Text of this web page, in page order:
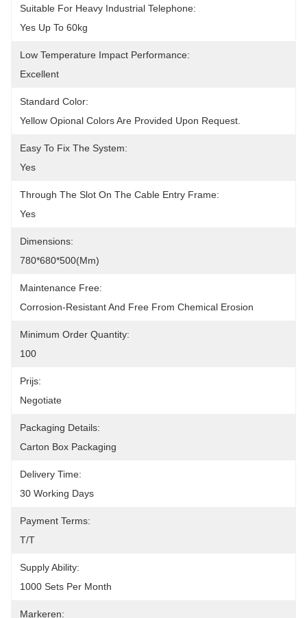
Suitable For Heavy Industrial Telephone:
Yes Up To 60kg
Low Temperature Impact Performance:
Excellent
Standard Color:
Yellow Opional Colors Are Provided Upon Request.
Easy To Fix The System:
Yes
Through The Slot On The Cable Entry Frame:
Yes
Dimensions:
780*680*500(mm)
Maintenance Free:
Corrosion-Resistant And Free From Chemical Erosion
Minimum Order Quantity:
100
Prijs:
Negotiate
Packaging Details:
Carton Box Packaging
Delivery Time:
30 Working Days
Payment Terms:
T/T
Supply Ability:
1000 Sets Per Month
Markeren: